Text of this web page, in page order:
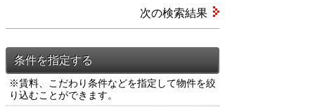
※賃料、こだわり条件などを指定して物件を絞
り込むことができます。